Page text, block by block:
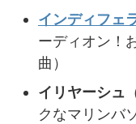
インディフェ
ーディオン！
曲）
イリヤーシュ
クなマリンバ